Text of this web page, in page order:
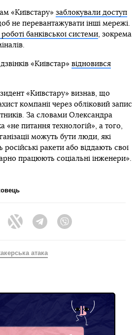
«Київстару» заблокували доступ
не перевантажувати інші мережі.
банківської системи, зокрема
«Київстар» відновився
«Київстару» визнав, що
компанії через обліковий запис
За словами Олександра
«не питання технологій», а того,
можуть бути люди, які
ракети або віддають свої
працюють соціальні інженери».
FacebookTwitter Telegram
атака